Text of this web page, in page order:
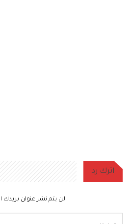
اترك رد
لن يتم نشر عنوان بريدك